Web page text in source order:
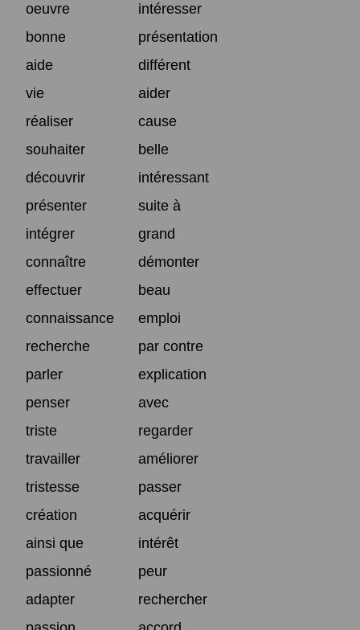
oeuvre
intéresser
bonne
présentation
aide
différent
vie
aider
réaliser
cause
souhaiter
belle
découvrir
intéressant
présenter
suite à
intégrer
grand
connaître
démonter
effectuer
beau
connaissance
emploi
recherche
par contre
parler
explication
penser
avec
triste
regarder
travailler
améliorer
tristesse
passer
création
acquérir
ainsi que
intérêt
passionné
peur
adapter
rechercher